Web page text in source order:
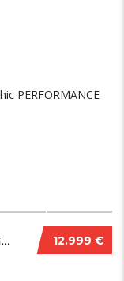
12.999 €
DS 7 CROSSBACK BLUEHDI 130 CV GRAND CHIC PERFORMANCE LINE+